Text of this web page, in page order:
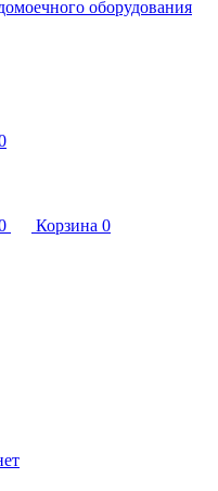
оборудования
Корзина 0